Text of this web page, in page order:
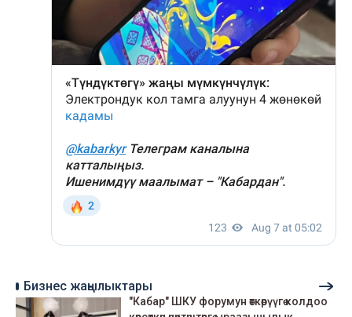
Бизнес жаңылыктары
"Кабар" ШКУ форумун өткөрүүгө колдоо